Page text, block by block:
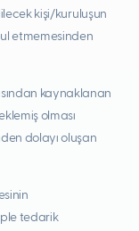
kişi/kuruluşun
etmemesinden
kaynaklanan
olması
dolayı oluşan
tedarik